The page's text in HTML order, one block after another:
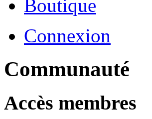
Boutique
Connexion
Communauté
Accès membres